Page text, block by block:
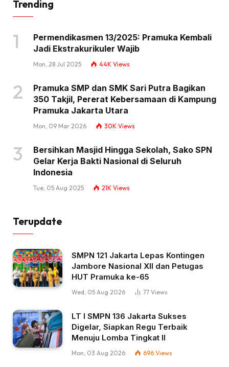
Trending
Permendikasmen 13/2025: Pramuka Kembali
Jadi Ekstrakurikuler Wajib
Mon, 28 Jul 2025 44K Views
Pramuka SMP dan SMK Sari Putra Bagikan
350 Takjil, Pererat Kebersamaan di Kampung
Pramuka Jakarta Utara
Mon, 09 Mar 2026 30K Views
Bersihkan Masjid Hingga Sekolah, Sako SPN
Gelar Kerja Bakti Nasional di Seluruh
Indonesia
Tue, 05 Aug 2025 21K Views
Terupdate
SMPN 121 Jakarta Lepas Kontingen
Jambore Nasional XII dan Petugas
HUT Pramuka ke-65
Wed, 05 Aug 2026 77 Views
LT I SMPN 136 Jakarta Sukses
Digelar, Siapkan Regu Terbaik
Menuju Lomba Tingkat II
Mon, 03 Aug 2026 696 Views